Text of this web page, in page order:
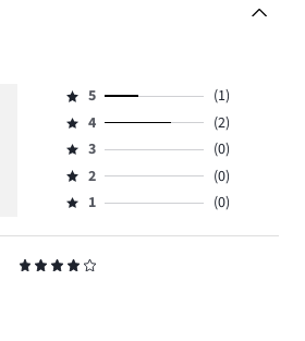
Beoordeling
5,
aantal
reviews
1.
5
(1)
Beoordeling
4,
aantal
reviews
4
(2)
Beoordeling
3,
aantal
3
(0)
Beoordeling
2,
0.
2
(0)
Beoordeling
1,
aantal
reviews
1 (0)